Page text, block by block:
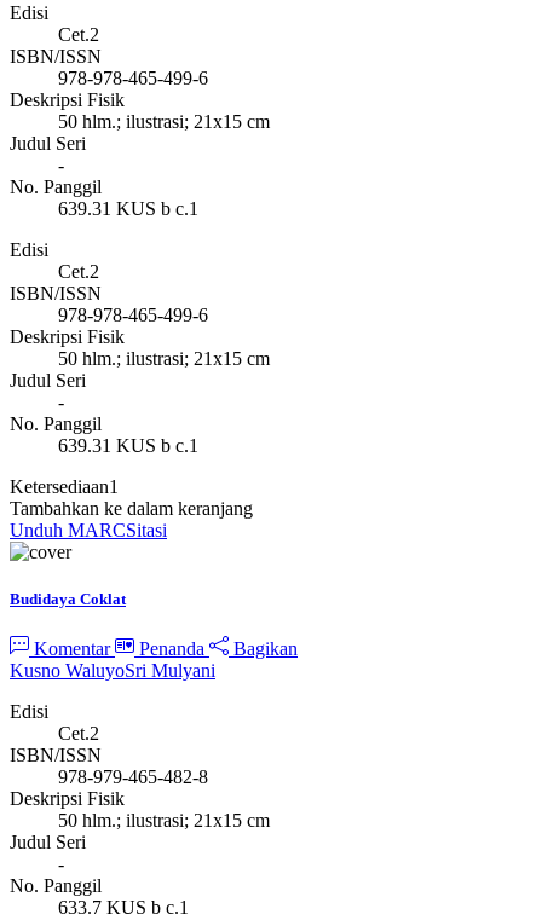
Edisi
Cet.2
ISBN/ISSN
978-978-465-499-6
Deskripsi Fisik
50 hlm.; ilustrasi; 21x15 cm
Judul Seri
-
No. Panggil
639.31 KUS b c.1
Edisi
Cet.2
ISBN/ISSN
978-978-465-499-6
Deskripsi Fisik
50 hlm.; ilustrasi; 21x15 cm
Judul Seri
-
No. Panggil
639.31 KUS b c.1
Ketersediaan1
Tambahkan ke dalam keranjang
Unduh MARCSitasi
Budidaya Coklat
Komentar Penanda
Bagikan
Kusno WaluyoSri Mulyani
Edisi
Cet.2
ISBN/ISSN
978-979-465-482-8
Deskripsi Fisik
50 hlm.; ilustrasi; 21x15 cm
Judul Seri
-
No. Panggil
633.7 KUS b c.1